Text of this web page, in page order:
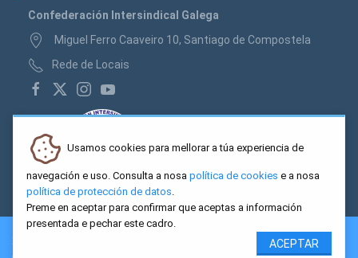
Confederación Intersindical Galega
Miguel Ferro Caaveiro 10, Santiago de Compostela
Rede de Locais
2026 CIG. Confederación Intersindical Galega - Miguel Ferro
Usamos cookies para mellorar a túa experiencia de
navegación e uso. Consulta a nosa política de cookies e a nosa
política de protección de datos.
Preme en aceptar para confirmar que aceptas a información
presentada e pechar este cadro.
ACEPTAR